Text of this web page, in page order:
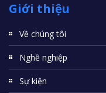
Giới thiệu
Về chúng tôi
Nghề nghiệp
Sự kiện